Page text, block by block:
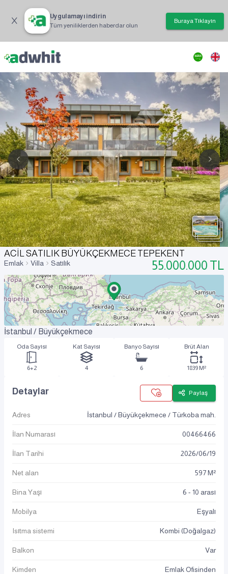
Uygulamayı indirin
Tüm yeniliklerden haberdar olun
Buraya Tıklayın
ACİL SATILIK BÜYÜKÇEKMECE TEPEKENT
Emlak Villa Satılık 55.000.000 TL
İstanbul / Büyükçekmece
Oda Sayısı
6+2
Kat Sayısı
4
Banyo Sayısı
6
Brüt Alan
1839 M²
Detaylar Paylaş
Adres İstanbul / Büyükçekmece / Türkoba mah.
İlan Numarası 00466466
İlan Tarihi 2026/06/19
Net alan 597 M²
Bina Yaşı 6 - 10 arası
Mobilya Eşyalı
Isıtma sistemi Kombi (Doğalgaz)
Balkon Var
Kimden Emlak Ofisinden